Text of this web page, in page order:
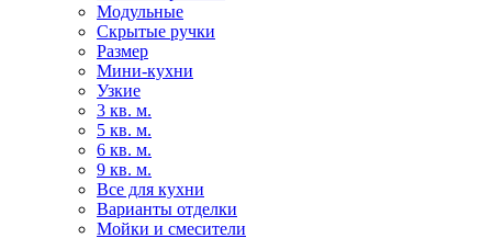
Модульные
Скрытые ручки
Размер
Мини-кухни
Узкие
3 кв. м.
5 кв. м.
6 кв. м.
9 кв. м.
Все для кухни
Варианты отделки
Мойки и смесители